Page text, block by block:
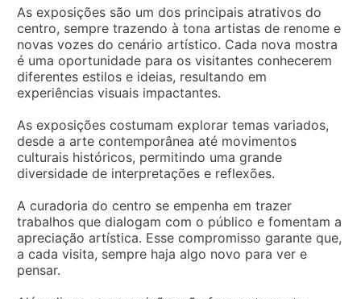
As exposições são um dos principais atrativos do
centro, sempre trazendo à tona artistas de renome e
novas vozes do cenário artístico. Cada nova mostra
é uma oportunidade para os visitantes conhecerem
diferentes estilos e ideias, resultando em
experiências visuais impactantes.
As exposições costumam explorar temas variados,
desde a arte contemporânea até movimentos
culturais históricos, permitindo uma grande
diversidade de interpretações e reflexões.
A curadoria do centro se empenha em trazer
trabalhos que dialogam com o público e fomentam a
apreciação artística. Esse compromisso garante que,
a cada visita, sempre haja algo novo para ver e
pensar.